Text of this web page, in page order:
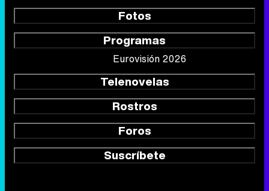
Fotos
Programas
Eurovisión 2026
Telenovelas
Rostros
Foros
Suscríbete